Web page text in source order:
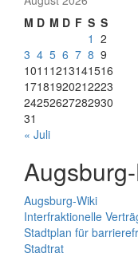
M D M D F S S
1 2
3 4 5 6 7 8 9
1011 1213141516
17181920212223
24252627282930
31
« Juli
Augsburg-Wiki
Interfraktionelle
Stadtplan für
Stadtrat